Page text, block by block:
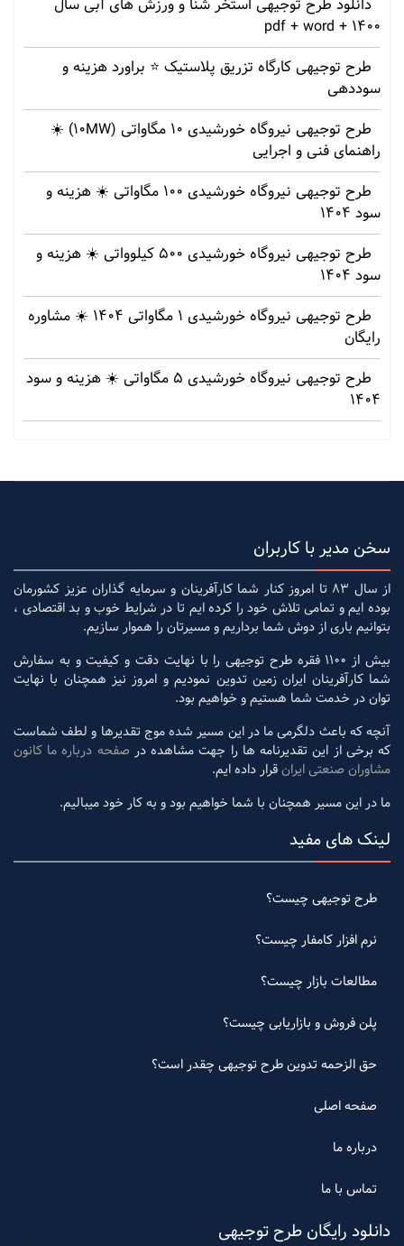
1400 + pdf + word
طرح توجیهی کارگاه تزریق پلاستیک ⭐ براورد هزینه و
سوددهی
طرح توجیهی نیروگاه خورشیدی 10 مگاواتی (10MW) ☀️
راهنمای فنی و اجرایی
طرح توجیهی نیروگاه خورشیدی 100 مگاواتی ☀️ هزینه‌ و
سود 1404
طرح توجیهی نیروگاه خورشیدی 500 کیلوواتی ☀️ هزینه‌ و
سود 1404
طرح توجیهی نیروگاه خورشیدی 1 مگاواتی 1404 ☀️ مشاوره
رایگان
طرح توجیهی نیروگاه خورشیدی 5 مگاواتی ☀️ هزینه‌ و سود
1404
سخن مدیر با کاربران
از سال 83 تا امروز کنار شما کارآفرینان و سرمایه گذاران عزیز کشورمان
بوده ایم و تمامی تلاش خود را کرده ایم تا در شرایط خوب و بد اقتصادی ،
بتوانیم باری از دوش شما برداریم و مسیرتان را هموار سازیم.
بیش از 1100 فقره طرح توجیهی را با نهایت دقت و کیفیت و به سفارش
شما کارآفرینان ایران زمین تدوین نمودیم و امروز نیز همچنان با نهایت
توان در خدمت شما هستیم و خواهیم بود.
آنچه که باعث دلگرمی ما در این مسیر شده موج تقدیرها و لطف شماست
که برخی از این تقدیرنامه ها را جهت مشاهده در صفحه درباره ما کانون
مشاوران صنعتی ایرانقرار داده ایم.
ما در این مسیر همچنان با شما خواهیم بود و به کار خود میبالیم.
لینک های مفید
طرح توجیهی چیست؟
نرم افزار کامفار چیست؟
مطالعات بازار چیست؟
پلن فروش و بازاریابی چیست؟
حق الزحمه تدوین طرح توجیهی چقدر است؟
صفحه اصلی
درباره ما
تماس با ما
دانلود رایگان طرح توجیهی